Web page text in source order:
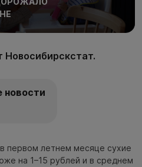
Новосибирскстат.
новости
первом летнем месяце сухие
на 1–15 рублей и в среднем